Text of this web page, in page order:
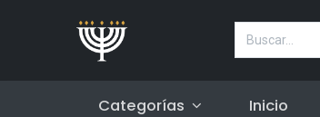
Categorías Inicio